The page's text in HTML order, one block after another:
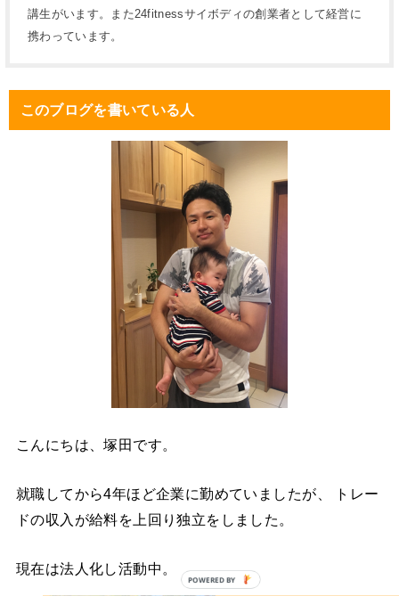
講生がいます。また24fitnessサイボディの創業者として経営に
携わっています。
このブログを書いている人
こんにちは、塚田です。
就職してから4年ほど企業に勤めていましたが、 トレー
ドの収入が給料を上回り独立をしました。
現在は法人化し活動中。